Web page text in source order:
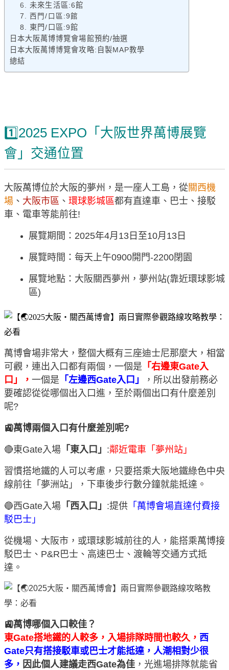
6. 未來生活區:6館
7. 西門/口區:9館
8. 東門/口區:9館
日本大阪萬博博覽會場館預約/抽選
日本大阪萬博博覽會攻略:自製MAP教學
總結
1️⃣2025 EXPO「大阪世界萬博展覽
會」交通位置
大阪萬博位於大阪的夢州，是一座人工島，從關西機
場 、 大阪市區 、 環球影城區都有直達車、巴士、接駁
車、電車等能前往!
展覽期間：2025年4月13日至10月13日
展覽時間：每天上午0900開門-2200閉園
展覽地點：大阪關西夢州，夢州站(靠近環球影城
區)
萬博會場非常大，整個大概有三座迪士尼那麼大，相當
可觀，連出入口都有兩個，一個是 「右邊東Gate入
口」， 一個是 「左邊西Gate入口」
，所以出發前務必
要確認從從哪個出入口進，至於兩個出口有什麼差別
呢?
🚉萬博兩個入口有什麼差別呢?
🔴東Gate入場 「東入口」 :鄰近電車「夢州站」
習慣搭地鐵的人可以考慮，只要搭乘大阪地鐵綠色中央
線前往「夢洲站」，下車後步行數分鐘就能抵達。
🔵西Gate入場 「西入口」 :提供 「萬博會場直達付費接
駁巴士」
從機場、大阪市，或環球影城前往的人，能搭乘萬博接
駁巴士、P&R巴士、高速巴士、渡輪等交通方式抵
達。
🚉萬博哪個入口較佳？
東Gate搭地鐵的人較多，入場排隊時間也較久 ， 西
Gate只有搭接駁車或巴士才能抵達，人潮相對少很
多， 因此個人建議走西Gate為佳 ，光進場排隊就能省